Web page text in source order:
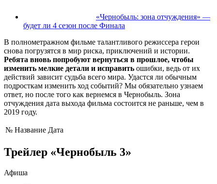
«Чернобыль: зона отчуждения» —
будет ли 4 сезон после Финала
В полнометражном фильме талантливого режиссера герои
снова погрузятся в мир риска, приключений и истории.
Ребята вновь попробуют вернуться в прошлое, чтобы
изменить мелкие детали и исправить ошибки, ведь от их
действий зависит судьба всего мира. Удастся ли обычным
подросткам изменить ход событий? Мы обязательно узнаем
ответ, но после того как вернемся в Чернобыль. Зона
отчуждения дата выхода фильма состоится не раньше, чем в
2019 году.
№ Название Дата
Трейлер «Чернобыль 3»
Афиша